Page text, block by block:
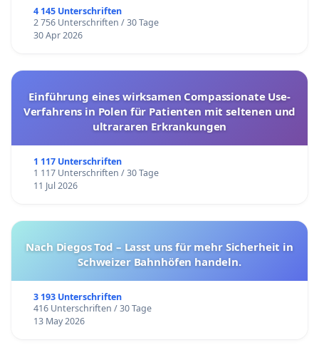
4 145 Unterschriften
2 756 Unterschriften / 30 Tage
30 Apr 2026
Einführung eines wirksamen Compassionate Use-
Verfahrens in Polen für Patienten mit seltenen und
ultrararen Erkrankungen
1 117 Unterschriften
1 117 Unterschriften / 30 Tage
11 Jul 2026
Nach Diegos Tod – Lasst uns für mehr Sicherheit in
Schweizer Bahnhöfen handeln.
3 193 Unterschriften
416 Unterschriften / 30 Tage
13 May 2026